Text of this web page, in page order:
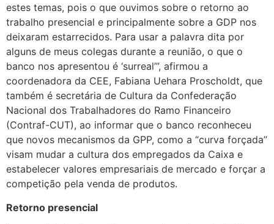
estes temas, pois o que ouvimos sobre o retorno ao
trabalho presencial e principalmente sobre a GDP nos
deixaram estarrecidos. Para usar a palavra dita por
alguns de meus colegas durante a reunião, o que o
banco nos apresentou é ‘surreal’”, afirmou a
coordenadora da CEE, Fabiana Uehara Proscholdt, que
também é secretária de Cultura da Confederação
Nacional dos Trabalhadores do Ramo Financeiro
(Contraf-CUT), ao informar que o banco reconheceu
que novos mecanismos da GPP, como a “curva forçada”
visam mudar a cultura dos empregados da Caixa e
estabelecer valores empresariais de mercado e forçar a
competição pela venda de produtos.
Retorno presencial